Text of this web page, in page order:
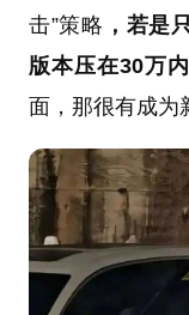
击”策略 ，若是
版本压在30万内
面，那很有成为